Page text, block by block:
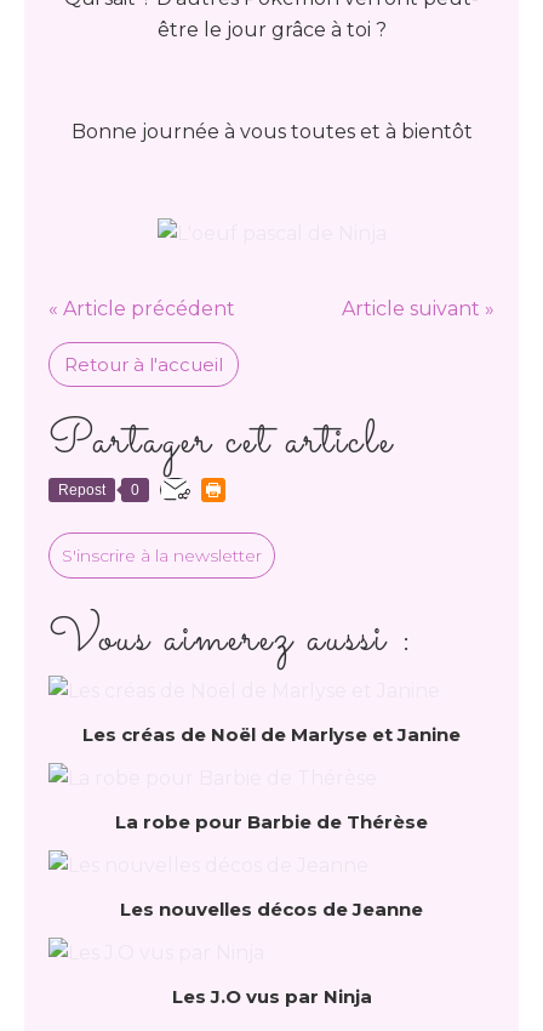
être le jour grâce à toi ?
Bonne journée à vous toutes et à bientôt
« Article précédent Article suivant »
Retour à l'accueil
Partager cet article
Repost 0
S'inscrire à la newsletter
Vous aimerez aussi :
Les créas de Noël de Marlyse et Janine
La robe pour Barbie de Thérèse
Les nouvelles décos de Jeanne
Les J.O vus par Ninja